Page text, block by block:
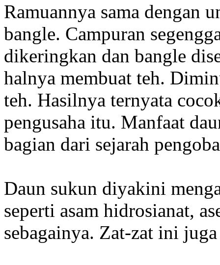
Ramuannya sama dengan
bangle. Campuran
dikeringkan dan bangle
halnya membuat teh.
teh. Hasilnya ternyata
pengusaha itu. Manfaat
bagian dari sejarah
Daun sukun diyakini
seperti asam hidrosianat,
sebagainya. Zat-zat ini